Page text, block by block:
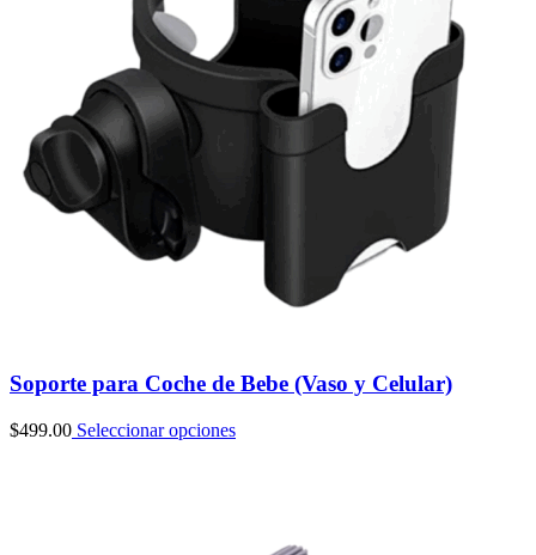
Soporte para Coche de Bebe (Vaso y Celular)
$499.00 Seleccionar opciones